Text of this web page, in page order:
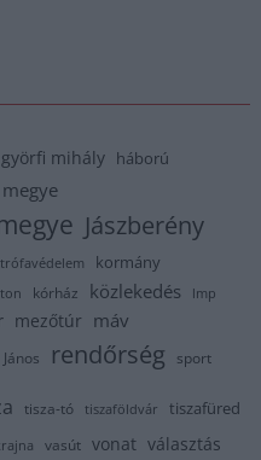
györfi mihály háború
Jászberény
kormány
kórház közlekedés lmp
mezőtúr máv
rendőrség sport
tisza-tó tiszaföldvár tiszafüred
vasút vonat választás